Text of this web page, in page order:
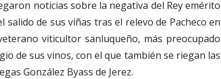
noticias sobre la negativa del Rey emérito
de sus viñas tras el relevo de Pacheco en
viticultor sanluqueño, más preocupado
de sus vinos, con el que también se riegan las
González Byass de Jerez.